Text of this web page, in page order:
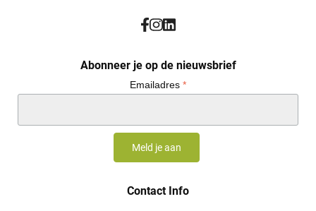
Abonneer je op de nieuwsbrief
Emailadres *
Contact Info